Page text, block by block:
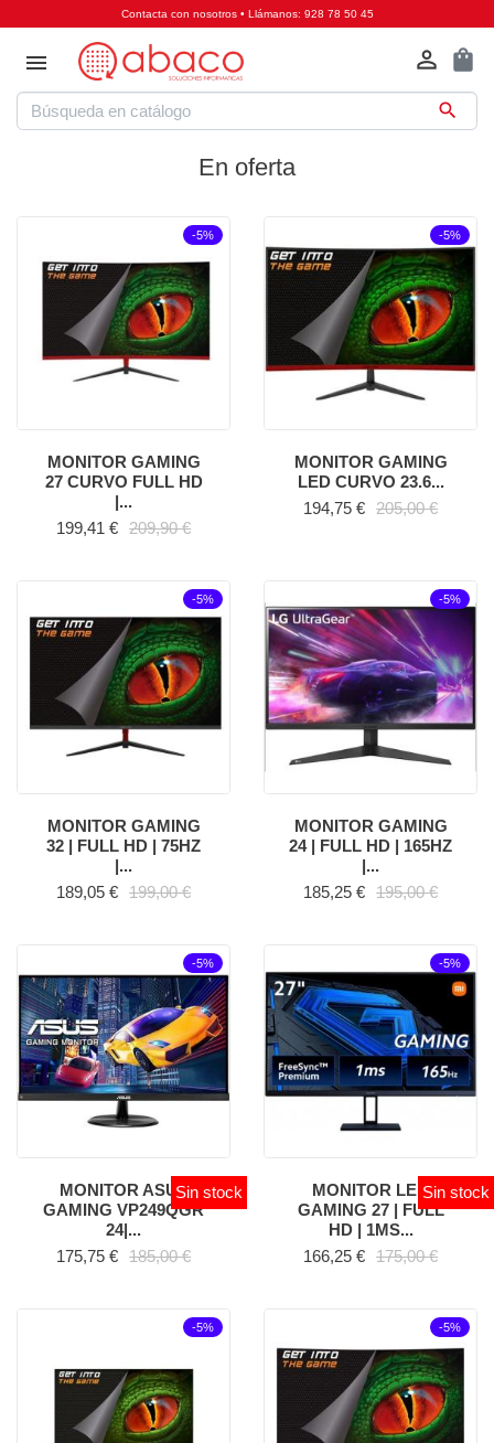
Contacta con nosotros• Llámanos: 928 78 50 45


 shopping_bag
En oferta
MONITOR GAMING
27 CURVO FULL HD
|...
Precio
199,41 € Precio base
209,90 €
-5%
MONITOR GAMING
LED CURVO 23.6...
Precio
194,75 € Precio base
205,00 €
-5%
MONITOR GAMING
32 | FULL HD | 75HZ
|...
Precio
189,05 € Precio base
199,00 €
-5%
MONITOR GAMING
24 | FULL HD | 165HZ
|...
Precio
185,25 € Precio base
195,00 €
-5%
MONITOR ASUS
GAMING VP249QGR
24|...
Sin stock
Precio
175,75 € Precio base
185,00 €
-5%
MONITOR LED
GAMING 27 | FULL
HD | 1MS...
Sin stock
Precio
166,25 € Precio base
175,00 €
-5%
-5% -5%